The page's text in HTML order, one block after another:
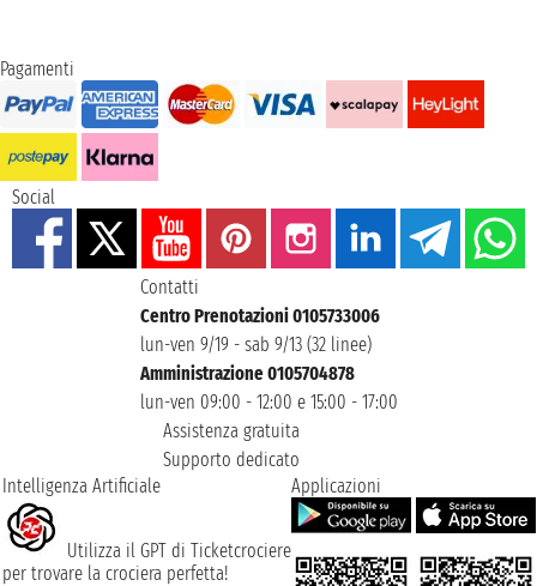
Pagamenti
Social
Contatti
Centro Prenotazioni 0105733006
lun-ven 9/19 - sab 9/13 (32 linee)
Amministrazione 0105704878
lun-ven 09:00 - 12:00 e 15:00 - 17:00
Assistenza gratuita
Supporto dedicato
Intelligenza Artificiale
Utilizza il GPT di Ticketcrociere
per trovare la crociera perfetta!
Applicazioni